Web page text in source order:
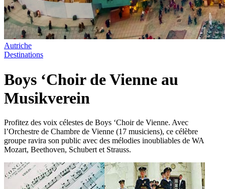
Autriche
Destinations
Boys ‘Choir de Vienne au
Musikverein
Profitez des voix célestes de Boys ‘Choir de Vienne. Avec
l’Orchestre de Chambre de Vienne (17 musiciens), ce célèbre
groupe ravira son public avec des mélodies inoubliables de WA
Mozart, Beethoven, Schubert et Strauss.